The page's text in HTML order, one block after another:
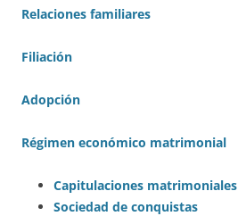
Relaciones familiares
Filiación
Adopción
Régimen económico matrimonial
Capitulaciones matrimoniales
Sociedad de conquistas